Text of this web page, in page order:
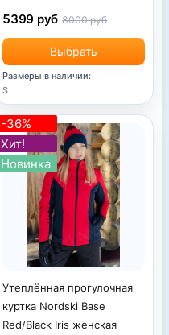
Выбрать
5399 руб 8000 руб
Размеры в наличии:
S
-36%
Хит!
Новинка
Утеплённая прогулочная
куртка Nordski Base
Red/Black Iris женская